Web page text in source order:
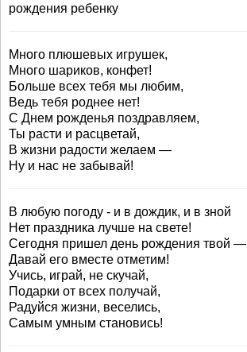
рождения ребенку
Много плюшевых игрушек,
Много шариков, конфет!
Больше всех тебя мы любим,
Ведь тебя роднее нет!
С Днем рожденья поздравляем,
Ты расти и расцветай,
В жизни радости желаем —
Ну и нас не забывай!
В любую погоду - и в дождик, и в зной
Нет праздника лучше на свете!
Сегодня пришел день рождения твой —
Давай его вместе отметим!
Учись, играй, не скучай,
Подарки от всех получай,
Радуйся жизни, веселись,
Самым умным становись!